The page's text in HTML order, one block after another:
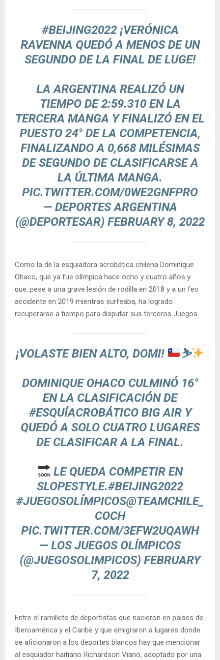
#BEIJING2022¡VERÓNICA
RAVENNA QUEDÓ A MENOS DE UN
SEGUNDO DE LA FINAL DE LUGE!
LA ARGENTINA REALIZÓ UN
TIEMPO DE 2:59.310 EN LA
TERCERA MANGA Y FINALIZÓ EN EL
PUESTO 24° DE LA COMPETENCIA,
FINALIZANDO A 0,668 MILÉSIMAS
DE SEGUNDO DE CLASIFICARSE A
LA ÚLTIMA MANGA.
PIC.TWITTER.COM/0WE2GNFPRO
— DEPORTES ARGENTINA
(@DEPORTESAR) FEBRUARY 8, 2022
Como la de la esquiadora acrobática chilena Dominique
Ohaco, que ya fue olímpica hace ocho y cuatro años y
que, pese a una grave lesión de rodilla en 2018 y a un feo
accidente en 2019 mientras surfeaba, ha logrado
recuperarse a tiempo para disputar sus terceros Juegos.
¡VOLASTE BIEN ALTO, DOMI! ⛷
DOMINIQUE OHACO CULMINÓ 16°
EN LA CLASIFICACIÓN DE
#ESQUÍACROBÁTICOBIG AIR Y
QUEDÓ A SOLO CUATRO LUGARES
DE CLASIFICAR A LA FINAL.
LE QUEDA COMPETIR EN
SLOPESTYLE.#BEIJING2022
#JUEGOSOLÍMPICOS@TEAMCHILE_
COCH
PIC.TWITTER.COM/3EFW2UQAWH
— LOS JUEGOS OLÍMPICOS
(@JUEGOSOLIMPICOS) FEBRUARY
7, 2022
Entre el ramillete de deportistas que nacieron en países de
Iberoamérica y el Caribe y que emigraron a lugares donde
se aficionaron a los deportes blancos hay que mencionar
al esquiador haitiano Richardson Viano, adoptado por una